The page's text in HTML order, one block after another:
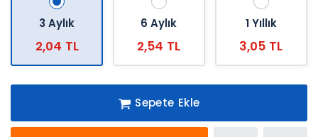
3 Aylık
2,04 TL
6 Aylık
2,54 TL
1 Yıllık
3,05 TL
Sepete Ekle